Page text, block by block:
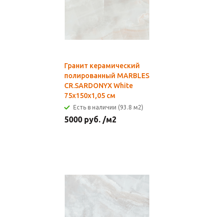
Гранит керамический
полированный MARBLES
CR.SARDONYX White
75x150x1,05 см
Есть в наличии (93.8 м2)
5000 руб. /м2